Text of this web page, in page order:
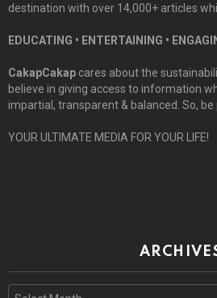
destination with over 14,000+ articles
EDUCATING • ENTERTAINING •
CakapCakap cares about the
believe in giving access to information
impartial, transparent & balanced. So,
YOUR ULTIMATE MEDIA FOR YOUR LIFE!
Archives